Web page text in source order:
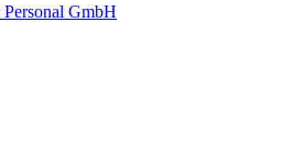
GmbH